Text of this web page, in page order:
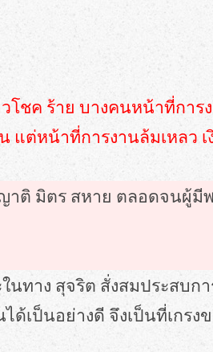
โชค ร้าย บางคนหน้าที่การ
ต่หน้าที่การงานล้มเหลว เ
าติ มิตร สหาย ตลอดจนผู้มี
นทาง สุจริต สั่งสมประสบ
ด้เป็นอย่างดี จึงเป็นที่เกรง